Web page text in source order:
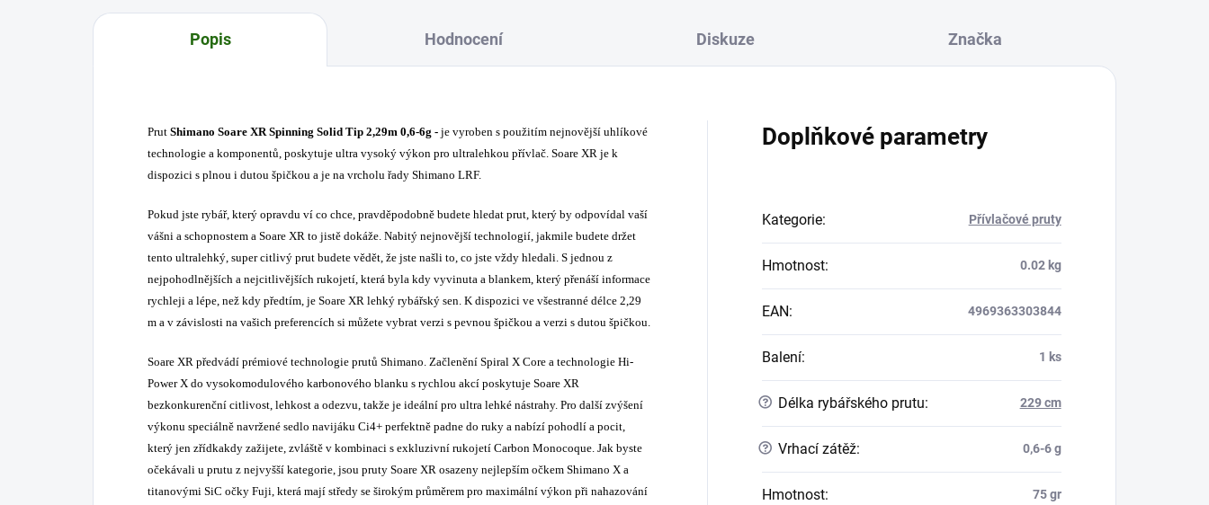
Popis Hodnocení Diskuze Značka
Prut Shimano Soare XR Spinning Solid Tip 2,29m 0,6-6g - je vyroben s použitím nejnovější uhlíkové
technologie a komponentů, poskytuje ultra vysoký výkon pro ultralehkou přívlač. Soare XR je k
dispozici s plnou i dutou špičkou a je na vrcholu řady Shimano LRF.
Pokud jste rybář, který opravdu ví co chce, pravděpodobně budete hledat prut, který by odpovídal vaší
vášni a schopnostem a Soare XR to jistě dokáže. Nabitý nejnovější technologií, jakmile budete držet
tento ultralehký, super citlivý prut budete vědět, že jste našli to, co jste vždy hledali. S jednou z
nejpohodlnějších a nejcitlivějších rukojetí, která byla kdy vyvinuta a blankem, který přenáší informace
rychleji a lépe, než kdy předtím, je Soare XR lehký rybářský sen. K dispozici ve všestranné délce 2,29
m a v závislosti na vašich preferencích si můžete vybrat verzi s pevnou špičkou a verzi s dutou špičkou.
Soare XR předvádí prémiové technologie prutů Shimano. Začlenění Spiral X Core a technologie Hi-
Power X do vysokomodulového karbonového blanku s rychlou akcí poskytuje Soare XR
bezkonkurenční citlivost, lehkost a odezvu, takže je ideální pro ultra lehké nástrahy. Pro další zvýšení
výkonu speciálně navržené sedlo navijáku Ci4+ perfektně padne do ruky a nabízí pohodlí a pocit,
který jen zřídkakdy zažijete, zvláště v kombinaci s exkluzivní rukojetí Carbon Monocoque. Jak byste
očekávali u prutu z nejvyšší kategorie, jsou pruty Soare XR osazeny nejlepším očkem Shimano X a
titanovými SiC očky Fuji, která mají středy se širokým průměrem pro maximální výkon při nahazování
Doplňkové parametry
Kategorie: Přívlačové pruty
Hmotnost: 0.02 kg
EAN: 4969363303844
Balení: 1 ks
? Délka rybářského prutu: 229 cm
? Vrhací zátěž: 0,6-6 g
Hmotnost: 75 gr